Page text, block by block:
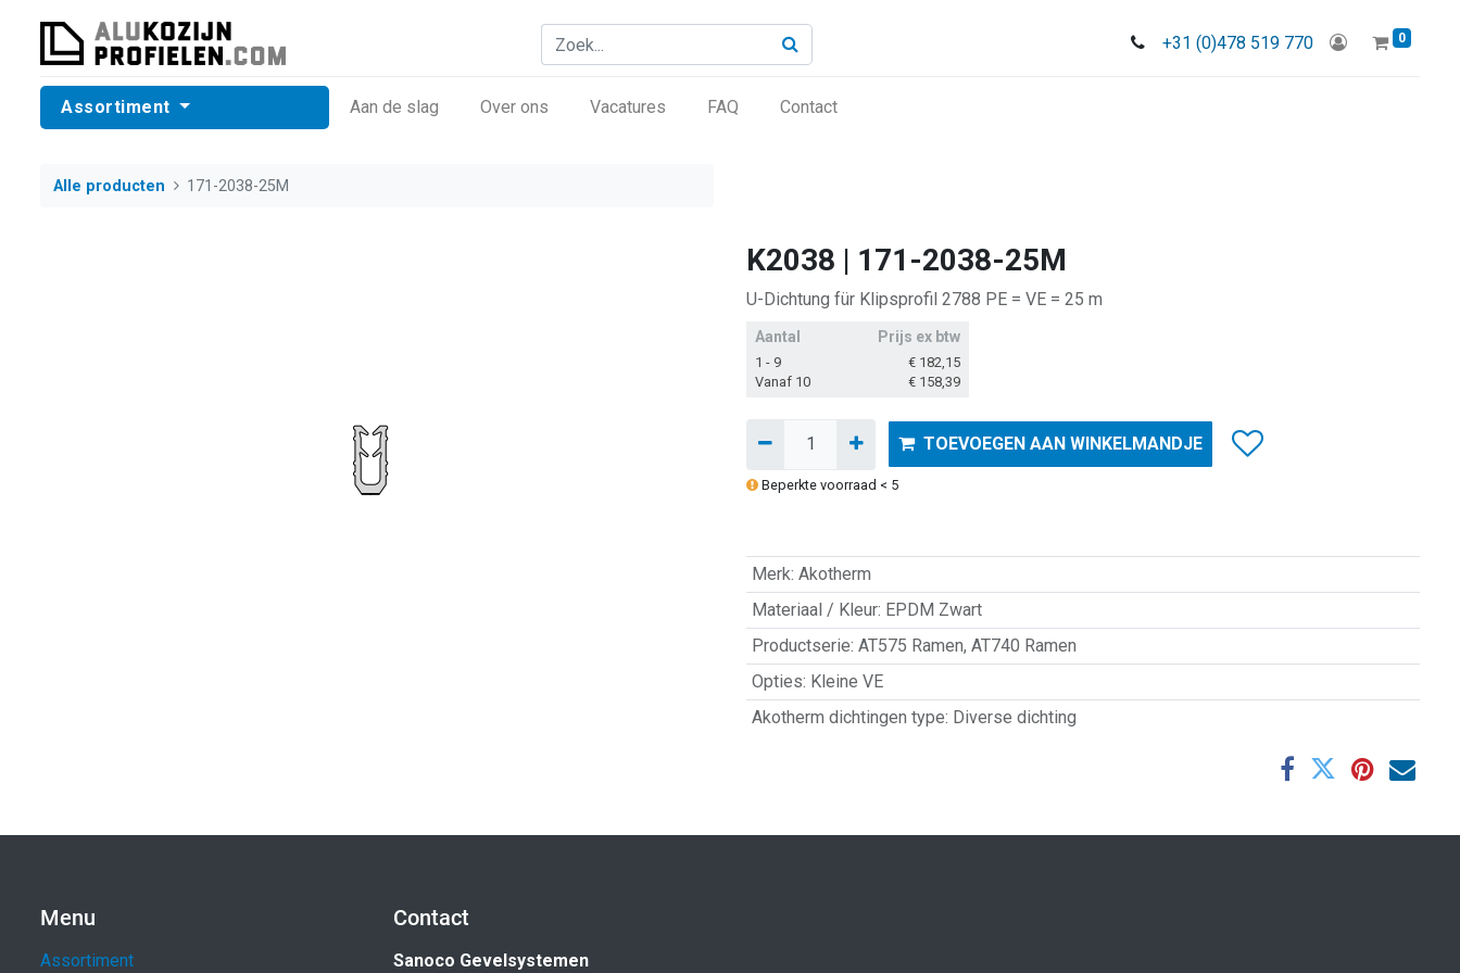
+31 (0)478 519 770 0
Assortiment ​Aan de slag Over ons Vacatures FAQ Contact
Alle producten 171-2038-25M
K2038 | 171-2038-25M
U-Dichtung für Klipsprofil 2788 PE = VE = 25 m
Aantal Prijs ex btw
1 - 9 € 182,15
Vanaf 10
€ 158,39
TOEVOEGEN AAN WINKELMANDJE
Beperkte voorraad < 5
Merk: Akotherm
Materiaal / Kleur: EPDM Zwart
Productserie: AT575 Ramen, AT740 Ramen
Opties: Kleine VE
Akotherm dichtingen type: Diverse dichting
Menu
Assortiment
Contact
Sanoco Gevelsystemen